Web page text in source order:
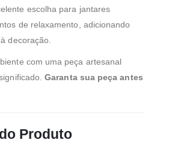
escolha para jantares
de relaxamento, adicionando
decoração.
com uma peça artesanal
Garanta sua peça antes
Produto